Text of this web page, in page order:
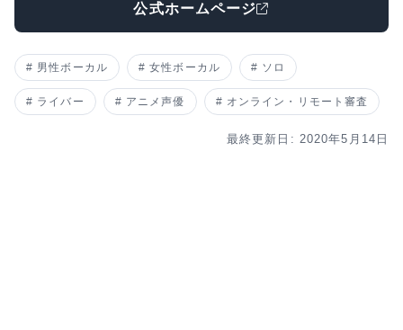
公式ホームページ
男性ボーカル 女性ボーカル ソロ
ライバー アニメ声優 オンライン・リモート審査
最終更新日: 2020年5月14日